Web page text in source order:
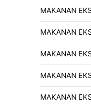
MAKANAN
MAKANAN
MAKANAN
MAKANAN
MAKANAN